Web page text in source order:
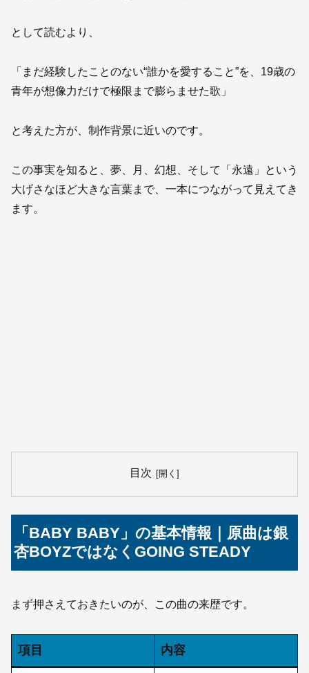
として読むより、
「まだ経験したことのない“誰かを愛すること”を、19歳の
青年が想像力だけで極限まで膨らませた歌」
と考えた方が、制作背景に近いのです。
この事実を知ると、夢、月、幻想、そして「永遠」という
大げさなほど大きな言葉まで、一本につながって見えてき
ます。
目次
「BABY BABY」の基本情報｜原曲は銀
杏BOYZではなくGOING STEADY
まず押さえておきたいのが、この曲の来歴です。
項目 内容